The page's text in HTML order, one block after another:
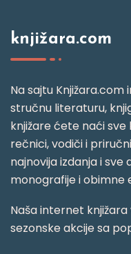
knjižara.com
Na sajtu
stručnu literaturu,
knjižare ćete naći sve
rečnici, vodiči i
najnovija izdanja i
monografije i obimne
Naša internet
sezonske akcije sa